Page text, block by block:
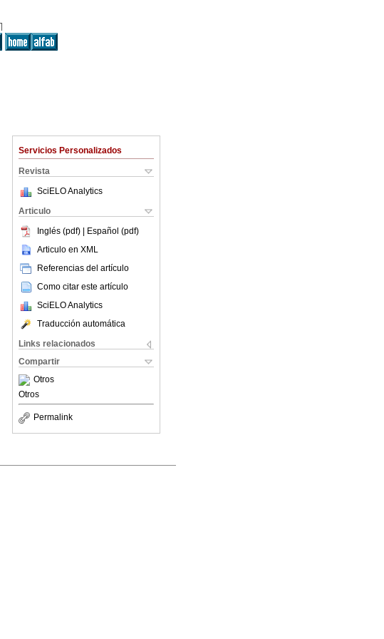
Servicios Personalizados
Revista
SciELO Analytics
Articulo
Inglés (pdf) | Español (pdf)
Articulo en XML
Referencias del artículo
Como citar este artículo
SciELO Analytics
Traducción automática
Links relacionados
Compartir
Otros
Otros
Permalink